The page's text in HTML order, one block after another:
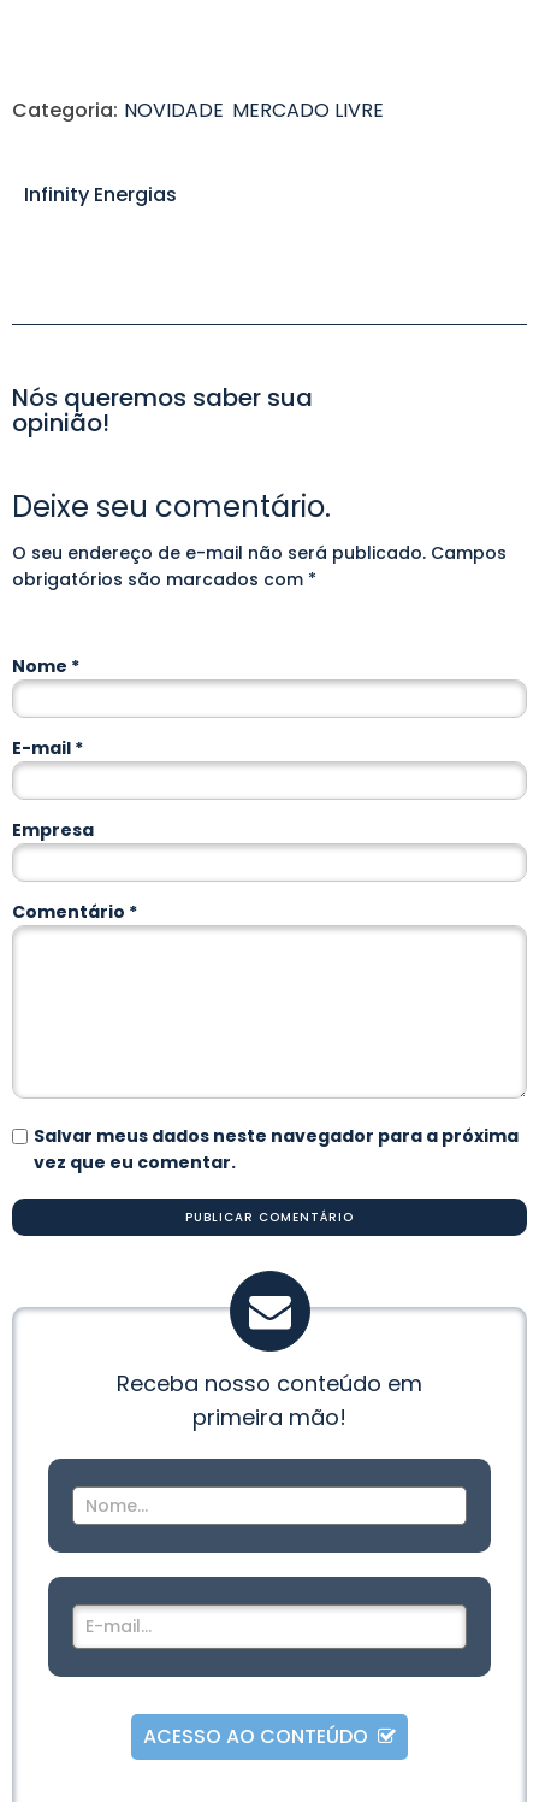
Categoria: NOVIDADE MERCADO LIVRE
Infinity Energias
Nós queremos saber sua
opinião!
Deixe seu comentário.
O seu endereço de e-mail não será publicado. Campos
obrigatórios são marcados com *
Comentário *
Nome *
E-mail *
Empresa
Salvar meus dados neste navegador para a próxima
vez que eu comentar.
Alternative:
Receba nosso conteúdo em
primeira mão!
ACESSO AO CONTEÚDO